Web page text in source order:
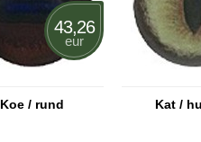
43,26
eur
Koe / rund Kat /